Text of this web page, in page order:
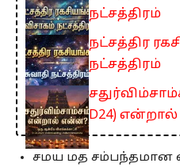
நட்சத்திரம்
நட்சத்திர
நட்சத்திரம்
D24)
சமய மத சம்பந்தமான